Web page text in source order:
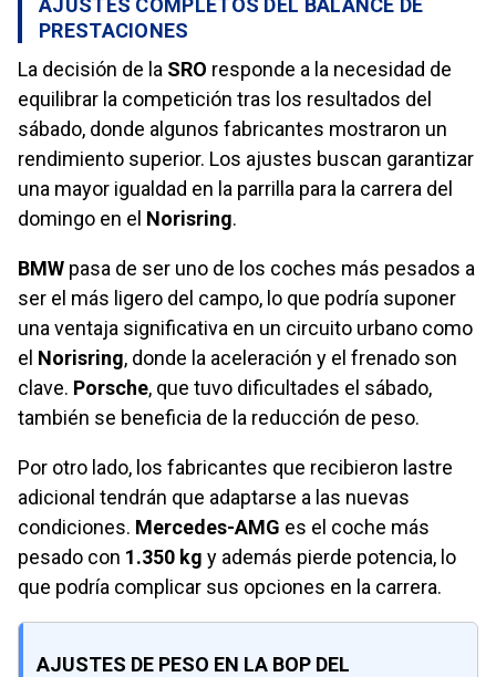
PRESTACIONES
La decisión de la SRO responde a la necesidad de
equilibrar la competición tras los resultados del
sábado, donde algunos fabricantes mostraron un
rendimiento superior. Los ajustes buscan garantizar
una mayor igualdad en la parrilla para la carrera del
domingo en el Norisring.
BMW pasa de ser uno de los coches más pesados a
ser el más ligero del campo, lo que podría suponer
una ventaja significativa en un circuito urbano como
el Norisring, donde la aceleración y el frenado son
clave. Porsche, que tuvo dificultades el sábado,
también se beneficia de la reducción de peso.
Por otro lado, los fabricantes que recibieron lastre
adicional tendrán que adaptarse a las nuevas
condiciones. Mercedes-AMG es el coche más
pesado con 1.350 kg y además pierde potencia, lo
que podría complicar sus opciones en la carrera.
AJUSTES DE PESO EN LA BOP DEL